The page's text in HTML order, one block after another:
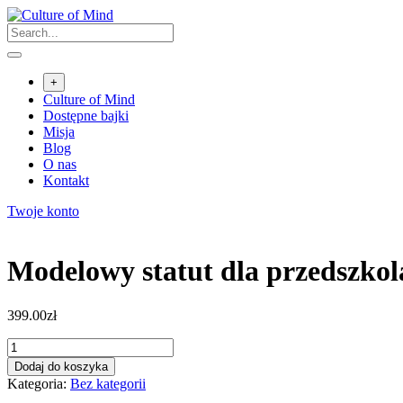
Skip
to
content
+
Culture of Mind
Dostępne bajki
Misja
Blog
O nas
Kontakt
Twoje konto
Modelowy statut dla
399.00zł
ilość
Modelowy
statut
dla
Dodaj do koszyka
Kategoria: Bez kategorii